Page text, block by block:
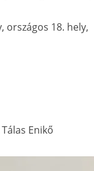
országos 18. hely,
Enikő